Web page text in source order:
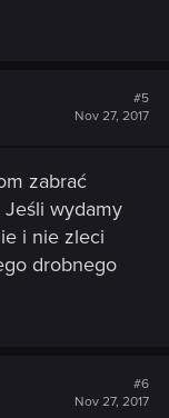
#5
Nov 27, 2017
zabrać
wydamy
i nie zleci
drobnego
#6
Nov 27, 2017